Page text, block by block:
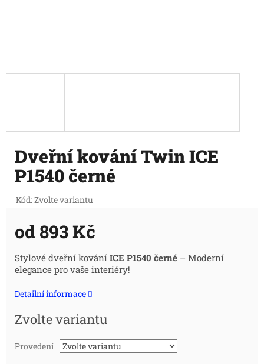
Dveřní kování Twin ICE
P1540 černé
Kód:Zvolte variantu
od 893 Kč
Měrná
cena:
Stylové dveřní kování ICE P1540 černé – Moderní
elegance pro vaše interiéry!
Detailní informace
Zvolte variantu
Provedení